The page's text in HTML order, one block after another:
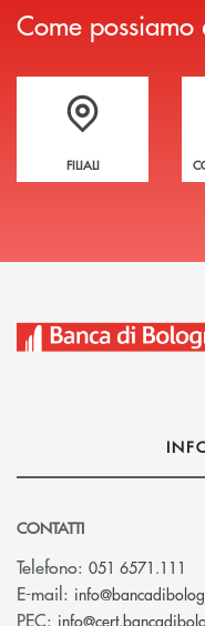
Come possiamo
Trova la filiale più vicina a te
FILIALI
CONTATTI
Telefono: 051 6571.111
E-mail:
PEC: